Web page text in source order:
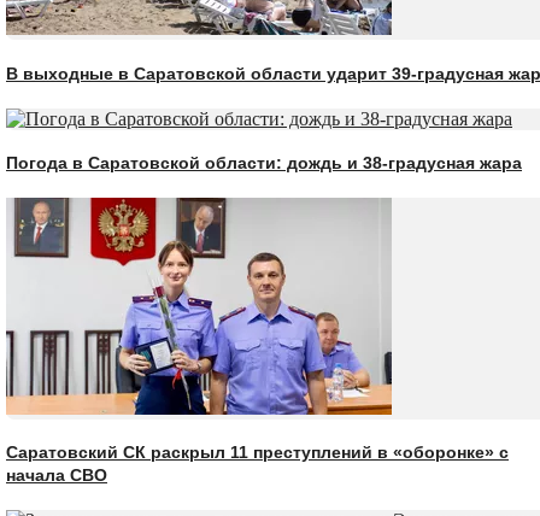
В выходные в Саратовской области ударит 39-градусная
Погода в Саратовской области: дождь и 38-градусная жара
Саратовский СК раскрыл 11 преступлений в «оборонке» с
начала СВО